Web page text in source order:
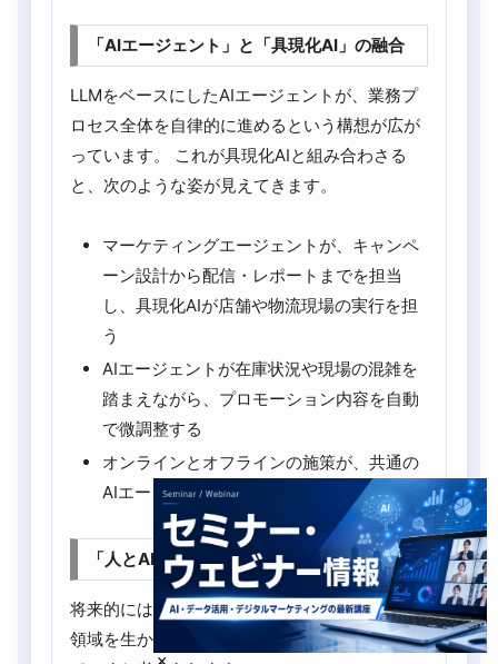
「AIエージェント」と「具現化AI」の融合
LLMをベースにしたAIエージェントが、業務プ
ロセス全体を自律的に進めるという構想が広が
っています。 これが具現化AIと組み合わさる
と、次のような姿が見えてきます。
マーケティングエージェントが、キャンペ
ーン設計から配信・レポートまでを担当
し、具現化AIが店舗や物流現場の実行を担
う
AIエージェントが在庫状況や現場の混雑を
踏まえながら、プロモーション内容を自動
で微調整する
オンラインとオフラインの施策が、共通の
AIエージェントによって連携される
「人とAIの分業」から「協働」へのシフト
将来的には、人と具現化AIがそれぞれの得意な
領域を生かしながら協働する形が一般的になっ